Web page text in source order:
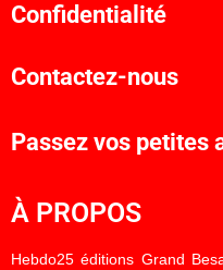
Confidentialité
Contactez-nous
Passez vos petites
À PROPOS
Hebdo25 éditions Grand